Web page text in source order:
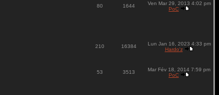
80 1644
Ven Mar 29, 2013 4:02 pm
PoC
210 16384
Lun Jan 16, 2023 4:33 pm
Hardo'z
53 3513
Mar Fév 18, 2014 7:59 pm
PoC